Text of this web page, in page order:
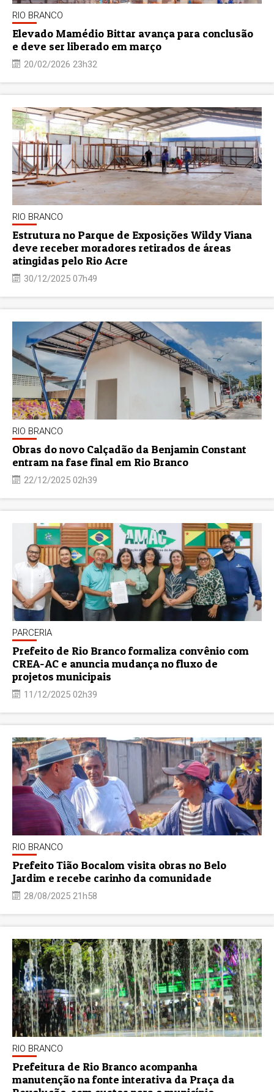
RIO BRANCO
Elevado Mamédio Bittar avança para conclusão
e deve ser liberado em março
20/02/2026 23h32
RIO BRANCO
Estrutura no Parque de Exposições Wildy Viana
deve receber moradores retirados de áreas
atingidas pelo Rio Acre
30/12/2025 07h49
RIO BRANCO
Obras do novo Calçadão da Benjamin Constant
entram na fase final em Rio Branco
22/12/2025 02h39
PARCERIA
Prefeito de Rio Branco formaliza convênio com
CREA-AC e anuncia mudança no fluxo de
projetos municipais
11/12/2025 02h39
RIO BRANCO
Prefeito Tião Bocalom visita obras no Belo
Jardim e recebe carinho da comunidade
28/08/2025 21h58
RIO BRANCO
Prefeitura de Rio Branco acompanha
manutenção na fonte interativa da Praça da